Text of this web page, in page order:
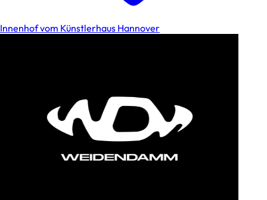
Innenhof vom Künstlerhaus Hannover